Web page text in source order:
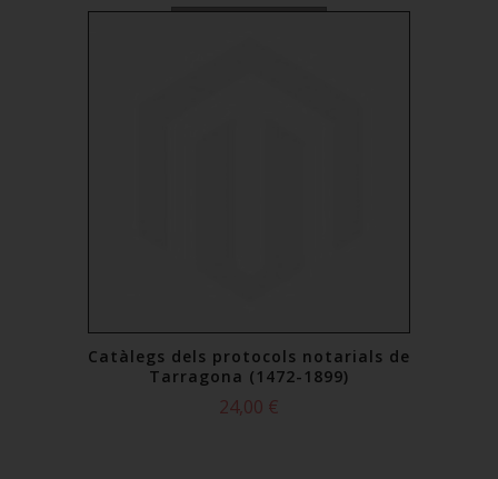
Catàlegs dels protocols notarials de
Tarragona (1472-1899)
24,00 €